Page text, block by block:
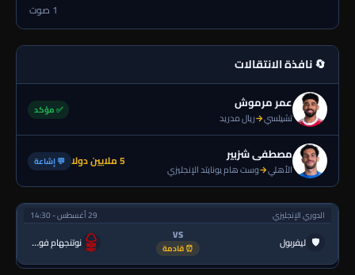
1 صوت
🔄 نافذة الانتقالات
عمر مرموش
تشيلسي→ريال مدريد
✅ مؤكد
مصطفى شزبير
الأهلي→وست هام يونايتد الإنجليزي 5 ملايين دولا 💬 إشاعة
الدوري الإنجليزي 29 أغسطس - 14:30
🛡 ليفربول VS
⏰ قادمة نوتنجهام فورست